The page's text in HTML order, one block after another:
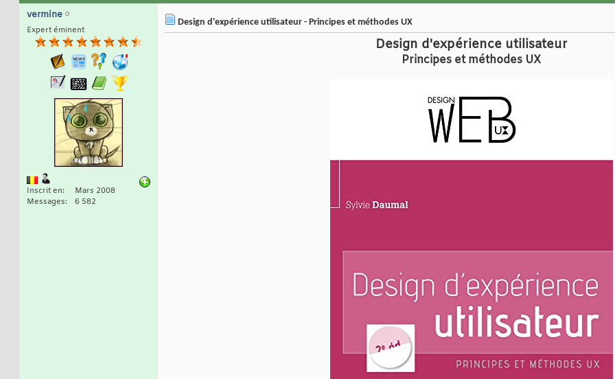
vermine
Expert éminent
Inscrit en
Mars 2008
Messages
6 582
Design d'expérience utilisateur - Principes et méthodes UX
Design d'expérience utilisateur
Principes et méthodes UX